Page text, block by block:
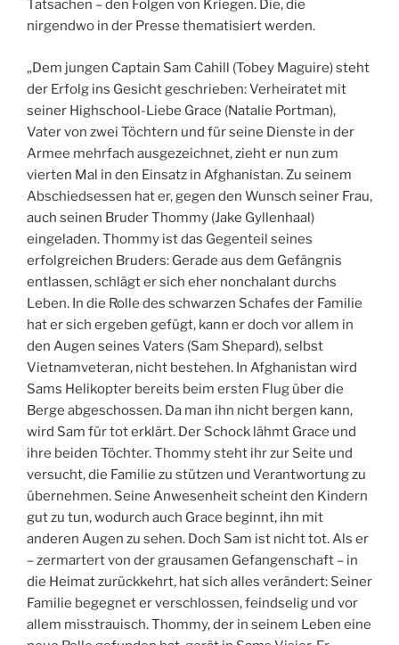
Tatsachen – den Folgen von Kriegen. Die, die
nirgendwo in der Presse thematisiert werden.
„Dem jungen Captain Sam Cahill (Tobey Maguire) steht
der Erfolg ins Gesicht geschrieben: Verheiratet mit
seiner Highschool-Liebe Grace (Natalie Portman),
Vater von zwei Töchtern und für seine Dienste in der
Armee mehrfach ausgezeichnet, zieht er nun zum
vierten Mal in den Einsatz in Afghanistan. Zu seinem
Abschiedsessen hat er, gegen den Wunsch seiner Frau,
auch seinen Bruder Thommy (Jake Gyllenhaal)
eingeladen. Thommy ist das Gegenteil seines
erfolgreichen Bruders: Gerade aus dem Gefängnis
entlassen, schlägt er sich eher nonchalant durchs
Leben. In die Rolle des schwarzen Schafes der Familie
hat er sich ergeben gefügt, kann er doch vor allem in
den Augen seines Vaters (Sam Shepard), selbst
Vietnamveteran, nicht bestehen. In Afghanistan wird
Sams Helikopter bereits beim ersten Flug über die
Berge abgeschossen. Da man ihn nicht bergen kann,
wird Sam für tot erklärt. Der Schock lähmt Grace und
ihre beiden Töchter. Thommy steht ihr zur Seite und
versucht, die Familie zu stützen und Verantwortung zu
übernehmen. Seine Anwesenheit scheint den Kindern
gut zu tun, wodurch auch Grace beginnt, ihn mit
anderen Augen zu sehen. Doch Sam ist nicht tot. Als er
– zermartert von der grausamen Gefangenschaft – in
die Heimat zurückkehrt, hat sich alles verändert: Seiner
Familie begegnet er verschlossen, feindselig und vor
allem misstrauisch. Thommy, der in seinem Leben eine